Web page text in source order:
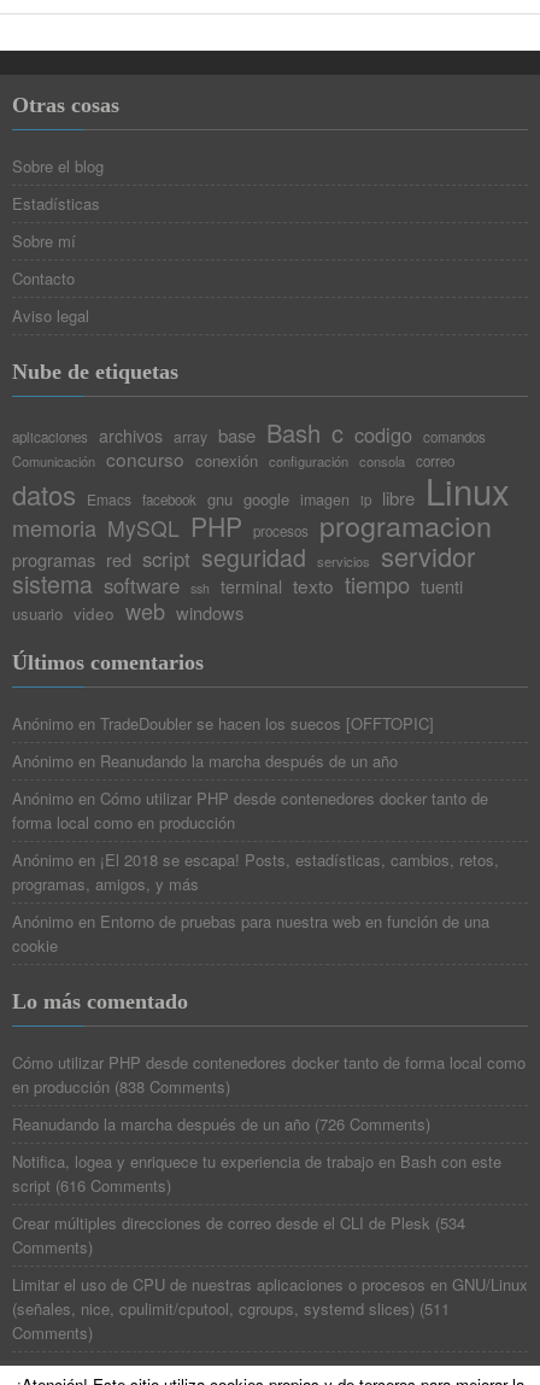
Otras cosas
Sobre el blog
Estadísticas
Sobre mí
Contacto
Aviso legal
Nube de etiquetas
aplicaciones archivos array base Bash c codigo
comandos
Comunicación concurso conexión configuración consola correo
datos Emacs facebook gnu google imagen ip libre Linux
memoria MySQL PHP procesos programacion
programas red script seguridad servicios servidor
sistema software ssh terminal texto tiempo tuenti
usuario video web windows
Últimos comentarios
Anónimo en TradeDoubler se hacen los suecos [OFFTOPIC]
Anónimo en Reanudando la marcha después de un año
Anónimo en Cómo utilizar PHP desde contenedores docker tanto de
forma local como en producción
Anónimo en ¡El 2018 se escapa! Posts, estadísticas, cambios, retos,
programas, amigos, y más
Anónimo en Entorno de pruebas para nuestra web en función de una
cookie
Lo más comentado
Cómo utilizar PHP desde contenedores docker tanto de forma local como
en producción (838 Comments)
Reanudando la marcha después de un año (726 Comments)
Notifica, logea y enriquece tu experiencia de trabajo en Bash con este
script (616 Comments)
Crear múltiples direcciones de correo desde el CLI de Plesk (534
Comments)
Limitar el uso de CPU de nuestras aplicaciones o procesos en GNU/Linux
(señales, nice, cpulimit/cputool, cgroups, systemd slices) (511
Comments)